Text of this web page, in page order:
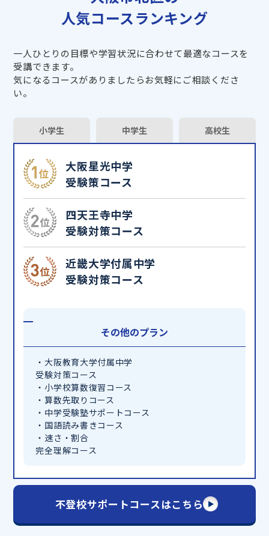
人気コースランキング
一人ひとりの目標や学習状況に合わせて最適なコースを
受講できます。
気になるコースがありましたらお気軽にご相談くださ
い。
小学生 中学生 高校生
大阪星光中学
受験策コース
四天王寺中学
受験対策コース
近畿大学付属中学
受験対策コース
その他のプラン
・大阪教育大学付属中学
受験対策コース
・小学校算数復習コース
・算数先取りコース
・中学受験塾サポートコース
・国語読み書きコース
・速さ・割合
完全理解コース
不登校サポートコースはこちら